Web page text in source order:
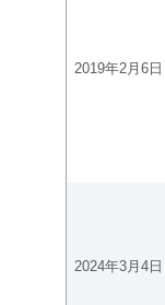
2019年2月6日
2024年3月4日